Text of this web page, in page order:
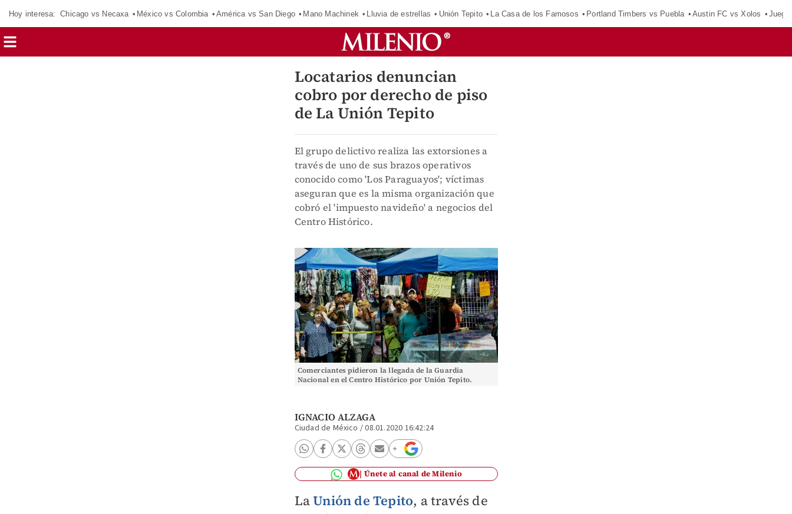
Hoy interesa: Chicago vs Necaxa México vs Colombia América vs San Diego Mano Machinek Lluvia de estrellas Unión Tepito La Casa de los Famosos Portland Timbers vs Puebla Austin FC vs Xolos
Locatarios denuncian
cobro por derecho de piso
de La Unión Tepito
El grupo delictivo realiza las extorsiones a
través de uno de sus brazos operativos
conocido como 'Los Paraguayos'; víctimas
aseguran que es la misma organización que
cobró el 'impuesto navideño' a negocios del
Centro Histórico.
Comerciantes pidieron la llegada de la Guardia
Nacional en el Centro Histórico por Unión Tepito.
IGNACIO ALZAGA
Ciudad de México /08.01.2020 16:42:24
Únete al canal de Milenio
LaUnión de Tepito, a través de